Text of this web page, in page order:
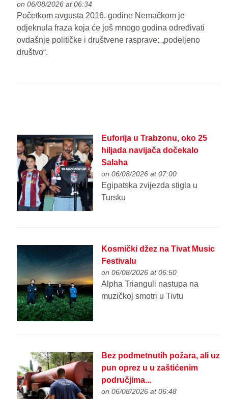
on 06/08/2026 at 06:34
Početkom avgusta 2016. godine Nemačkom je
odjeknula fraza koja će još mnogo godina određivati
ovdašnje političke i društvene rasprave: „podeljeno
društvo“.
Euforija u Trabzonu, oko 25
hiljada navijača dočekalo
Salaha
on 06/08/2026 at 07:00
Egipatska zvijezda stigla u
Tursku
Kosmički džez na Tivat Music
Festivalu
on 06/08/2026 at 06:50
Alpha Trianguli nastupa na
muzičkoj smotri u Tivtu
Bez podmetnutih požara, ali uz
pun oprez u u zaštićenim
područjima...
on 06/08/2026 at 06:48